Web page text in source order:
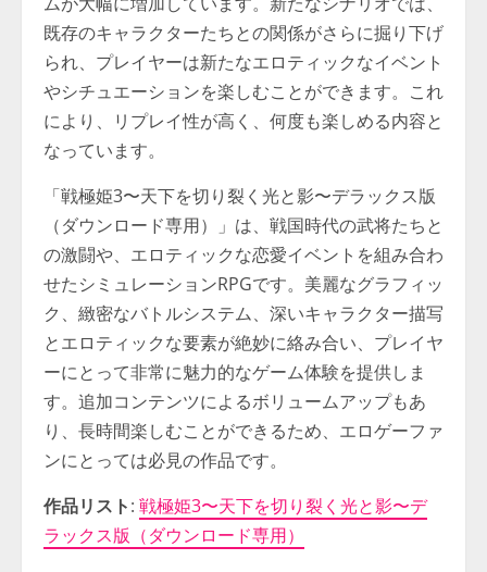
既存のキャラクターたちとの関係がさらに掘り下げ
られ、プレイヤーは新たなエロティックなイベント
やシチュエーションを楽しむことができます。これ
により、リプレイ性が高く、何度も楽しめる内容と
なっています。
「戦極姫3〜天下を切り裂く光と影〜デラックス版
（ダウンロード専用）」は、戦国時代の武将たちと
の激闘や、エロティックな恋愛イベントを組み合わ
せたシミュレーションRPGです。美麗なグラフィッ
ク、緻密なバトルシステム、深いキャラクター描写
とエロティックな要素が絶妙に絡み合い、プレイヤ
ーにとって非常に魅力的なゲーム体験を提供しま
す。追加コンテンツによるボリュームアップもあ
り、長時間楽しむことができるため、エロゲーファ
ンにとっては必見の作品です。
作品リスト: 戦極姫3〜天下を切り裂く光と影〜デ
ラックス版（ダウンロード専用）